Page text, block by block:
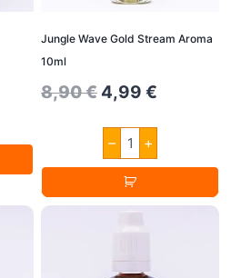
Jungle Wave Gold Stream Aroma
10ml
8,90€ Original
was:
8,90 €.
4,99 €
4,99 €.
–
Jungle
Wave
Gold
Stream
Aroma
10ml
Menge
+